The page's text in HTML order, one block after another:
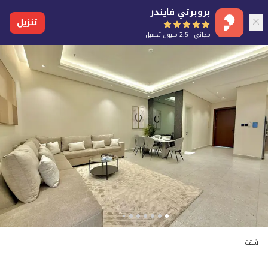
بروبرتي فايندر
مجاني - 2.5 مليون تحميل
تنزيل
شقة